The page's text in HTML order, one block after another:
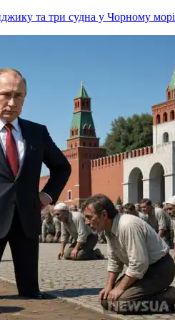
та три судна у Чорному морі